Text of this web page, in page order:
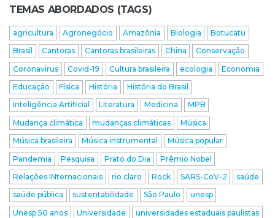
TEMAS ABORDADOS (TAGS)
agricultura Agronegócio Amazônia Biologia
Botucatu
Brasil
Cantoras Cantoras brasileiras China
Conservação
Coronavírus
Covid-19 Cultura brasileira ecologia
Economia
Educação
Física História
História do Brasil
Inteligência Artificial
Literatura Medicina
MPB
Mudança climática
mudanças climáticas
Música
Música brasileira
Música instrumental
Música popular
Pandemia
Pesquisa Prato do Dia
Prêmio Nobel
Relações INternacionais
rio claro Rock SARS-CoV-2
saúde
saúde pública
sustentabilidade São Paulo
unesp
Unesp 50 anos
Universidade universidades estaduais paulistas